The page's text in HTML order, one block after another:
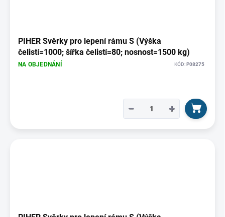
PIHER Svěrky pro lepení rámu S (Výška
čelistí=1000; šířka čelistí=80; nosnost=1500 kg)
NA OBJEDNÁNÍ KÓD:P08275
+
−